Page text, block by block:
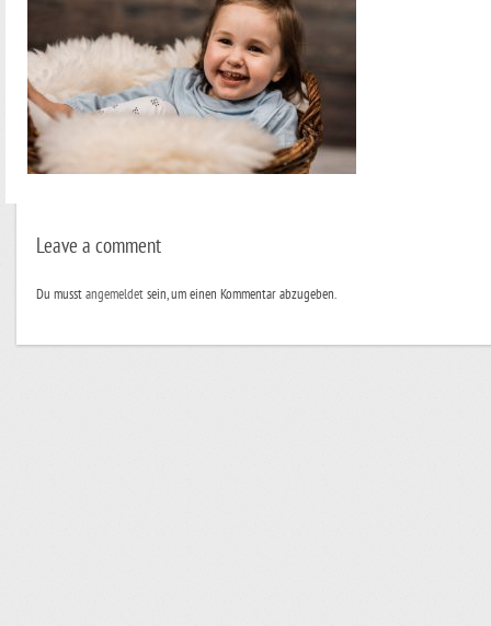
Leave a comment
Du musstangemeldetsein, um einen Kommentar abzugeben.